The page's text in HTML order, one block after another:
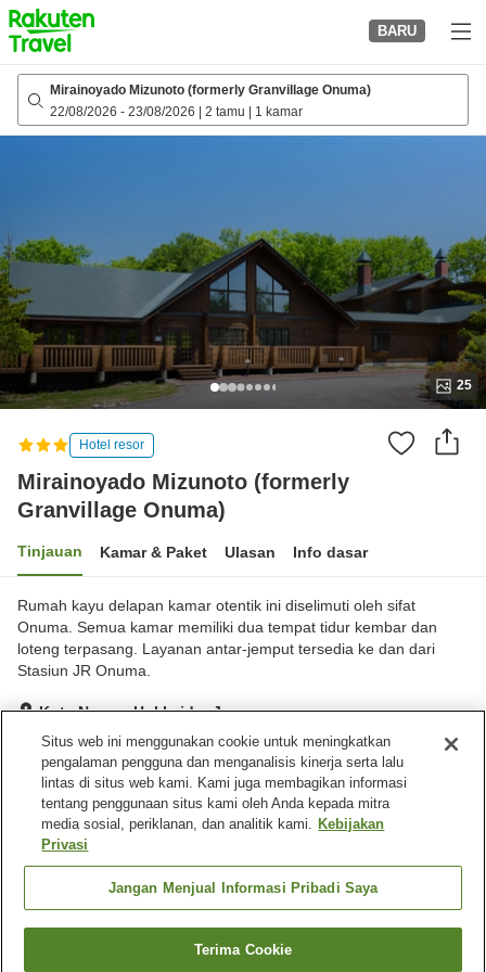
to
top
page
BARU
Mirainoyado Mizunoto (formerly Granvillage Onuma)
22/08/2026 - 23/08/2026 2 tamu 1 kamar
25
Hotel resor
Mirainoyado Mizunoto (formerly
Granvillage Onuma)
Tinjauan Kamar & Paket Ulasan Info dasar
Rumah kayu delapan kamar otentik ini diselimuti oleh sifat
Onuma. Semua kamar memiliki dua tempat tidur kembar dan
loteng terpasang. Layanan antar-jemput tersedia ke dan dari
Stasiun JR Onuma.
Kota Nanae, Hokkaido, Jepang
Lihat di peta
Luar biasa Ulasan:2
Fasilitas properti
Tempat parkir
Restoran
Mesin penjual otomatis
Laundry berbayar
Cari kamar
Situs web ini menggunakan cookie untuk meningkatkan
pengalaman pengguna dan menganalisis kinerja serta lalu
lintas di situs web kami. Kami juga membagikan informasi
tentang penggunaan situs kami oleh Anda kepada mitra
media sosial, periklanan, dan analitik kami. Kebijakan
Privasi
Jangan Menjual Informasi Pribadi Saya
Terima Cookie